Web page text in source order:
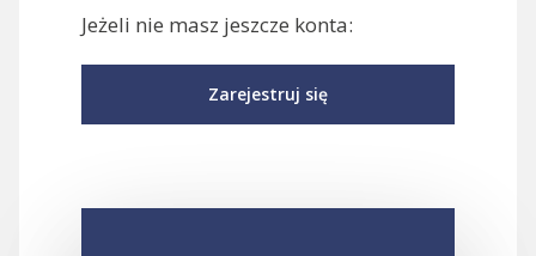
Jeżeli nie masz jeszcze konta:
Zarejestruj się